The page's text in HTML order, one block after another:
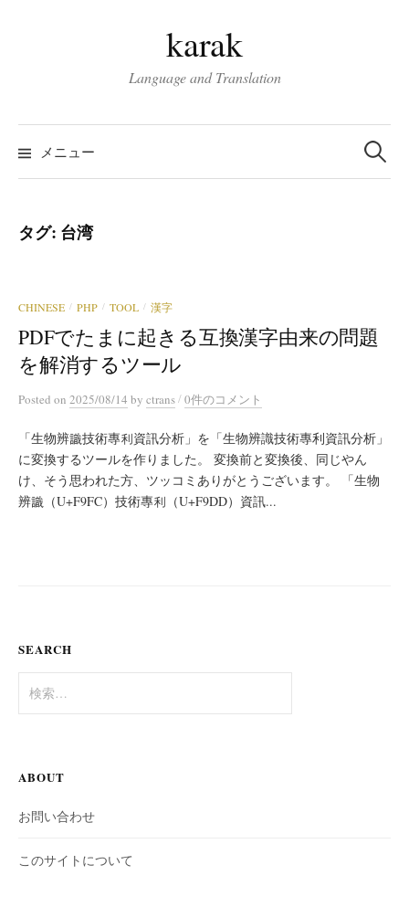
ス
キ
プ
karak
Language and Translation
メニュー
検
索:
タグ: 台湾
CHINESE / PHP / TOOL / 漢字
PDFでたまに起きる互換漢字由来の問題
を解消するツール
Posted on 2025/08/14 by ctrans/0件のコメント
「生物辨識技術專利資訊分析」を「生物辨識技術專利資訊分析」
に変換するツールを作りました。 変換前と変換後、同じやん
け、そう思われた方、ツッコミありがとうございます。 「生物
辨識（U+F9FC）技術專利（U+F9DD）資訊...
SEARCH
索:
ABOUT
お問い合わせ
このサイトについて